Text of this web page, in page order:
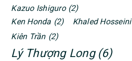
Kazuo Ishiguro (2)
Ken Honda (2) Khaled Hosseini
Kiên Trần (2)
Lý Thượng Long (6)